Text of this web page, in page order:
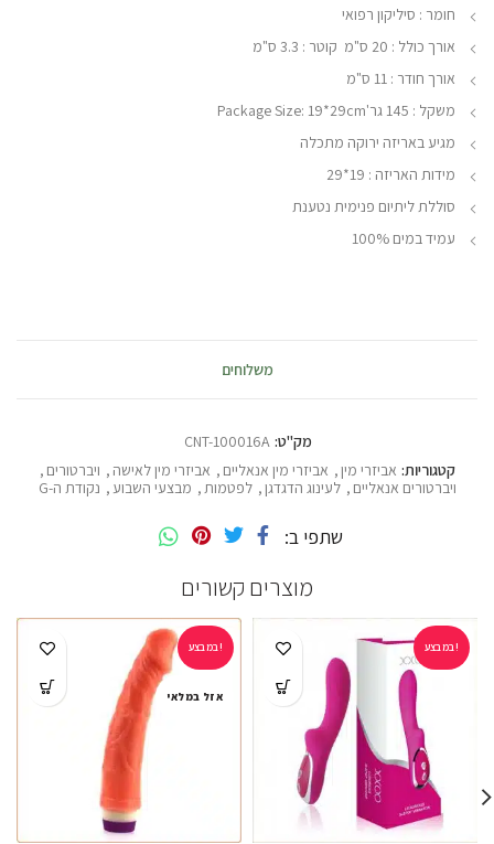
חומר : סיליקון רפואי
אורך כולל : 20 ס"מ קוטר : 3.3 ס"מ
אורך חודר : 11 ס"מ
משקל : 145 גר'Package Size: 19*29cm
מגיע באריזה ירוקה מתכלה
מידות האריזה : 19*29
סוללת ליתיום פנימית נטענת
עמיד במים 100%
משלוחים
מק"ט: CNT-100016A
קטגוריות: אביזרי מין, אביזרי מין אנאליים , אביזרי מין לאישה , ויברטורים ,
ויברטורים אנאליים , לעינוג הדגדגן, לפטמות, מבצעי השבוע, נקודת ה-G
שתפי ב
מוצרים קשורים
במבצע! במבצע!
אזל במלאי